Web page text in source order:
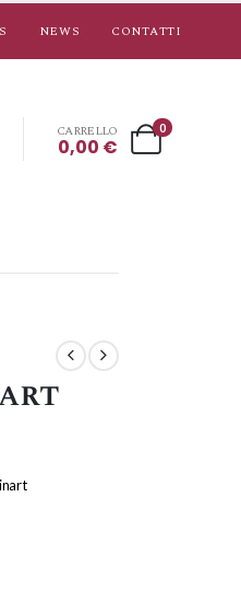
NEWS CONTATTI
0
CARRELLO
0,00 €